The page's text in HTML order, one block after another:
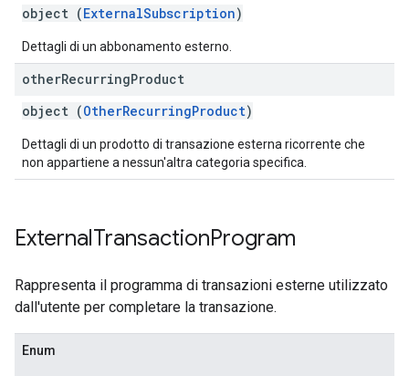
object (ExternalSubscription)
Dettagli di un abbonamento esterno.
otherRecurringProduct
object (OtherRecurringProduct)
Dettagli di un prodotto di transazione esterna ricorrente che
non appartiene a nessun'altra categoria specifica.
ExternalTransactionProgram
Rappresenta il programma di transazioni esterne utilizzato
dall'utente per completare la transazione.
Enum